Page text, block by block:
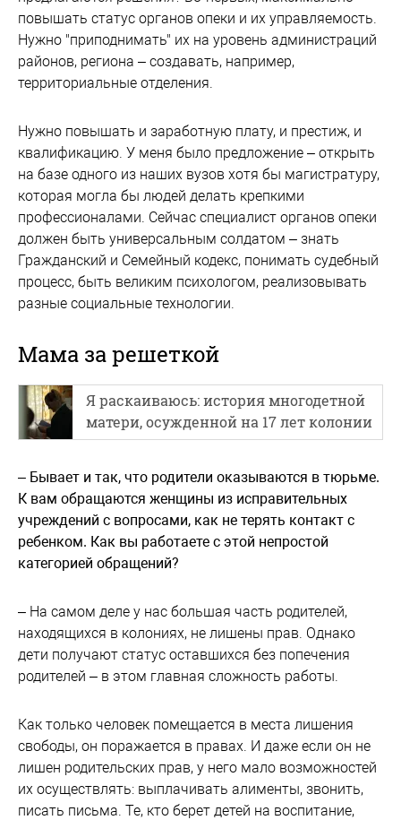
повышать статус органов опеки и их управляемость.
Нужно "приподнимать" их на уровень администраций
районов, региона – создавать, например,
территориальные отделения.
Нужно повышать и заработную плату, и престиж, и
квалификацию. У меня было предложение – открыть
на базе одного из наших вузов хотя бы магистратуру,
которая могла бы людей делать крепкими
профессионалами. Сейчас специалист органов опеки
должен быть универсальным солдатом – знать
Гражданский и Семейный кодекс, понимать судебный
процесс, быть великим психологом, реализовывать
разные социальные технологии.
Мама за решеткой
Я раскаиваюсь: история многодетной
матери, осужденной на 17 лет колонии
– Бывает и так, что родители оказываются в тюрьме.
К вам обращаются женщины из исправительных
учреждений с вопросами, как не терять контакт с
ребенком. Как вы работаете с этой непростой
категорией обращений?
– На самом деле у нас большая часть родителей,
находящихся в колониях, не лишены прав. Однако
дети получают статус оставшихся без попечения
родителей – в этом главная сложность работы.
Как только человек помещается в места лишения
свободы, он поражается в правах. И даже если он не
лишен родительских прав, у него мало возможностей
их осуществлять: выплачивать алименты, звонить,
писать письма. Те, кто берет детей на воспитание,